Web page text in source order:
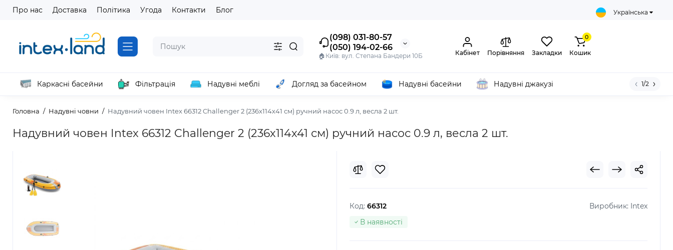
Про нас Доставка Політика Угода Контакти Блог Українська
(098) 031-80-57
(050) 194-02-66
🏠Київ: вул. Степана Бандери 10Б Кабінет Порівняння Закладки
0
Кошик
Каркасні басейни Фільтрація Надувні меблі Догляд за басейном Надувні басейни Надувні джакузі 1/2
Головна Надувні човни Надувний човен Intex 66312 Challenger 2 (236х114х41 см) ручний насос 0.9 л, весла 2 шт.
Надувний човен Intex 66312 Challenger 2 (236х114х41 см) ручний насос 0.9 л, весла 2 шт.
Код: 66312 Виробник: Intex
В наявності